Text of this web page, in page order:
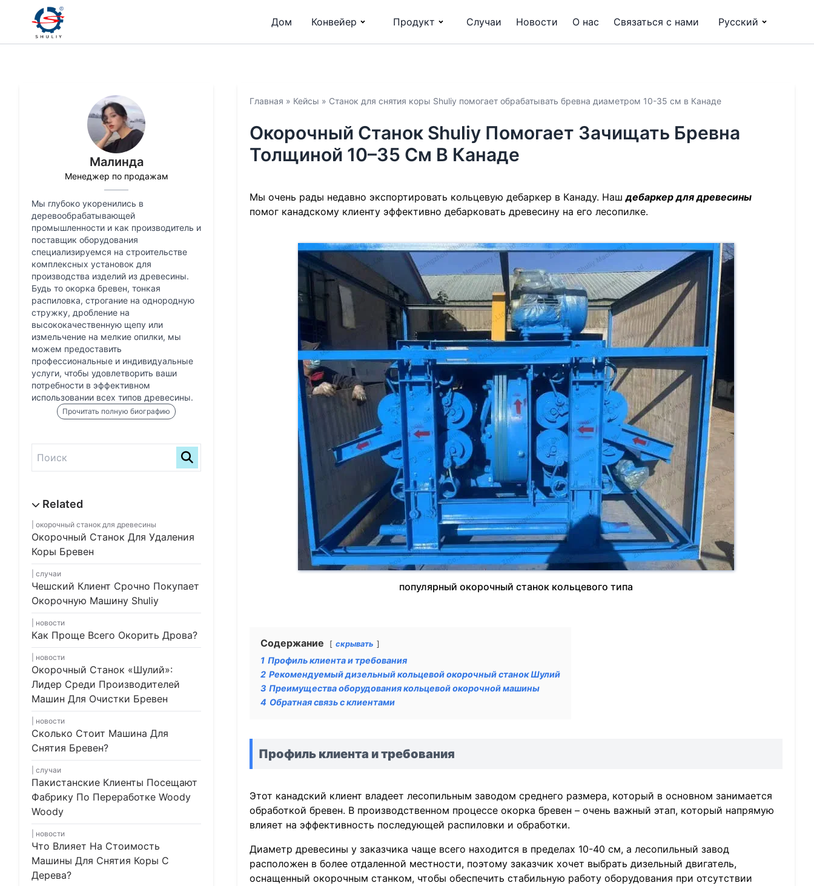
Дом Конвейер Продукт Случаи Новости О нас Связаться с нами Русский
Малинда
Менеджер по продажам
Мы глубоко укоренились в
деревообрабатывающей
промышленности и как производитель и
поставщик оборудования
специализируемся на строительстве
комплексных установок для
производства изделий из древесины.
Будь то окорка бревен, тонкая
распиловка, строгание на однородную
стружку, дробление на
высококачественную щепу или
измельчение на мелкие опилки, мы
можем предоставить
профессиональные и индивидуальные
услуги, чтобы удовлетворить ваши
потребности в эффективном
использовании всех типов древесины.
Прочитать полную биографию
окорочный станок для древесины
Окорочный Станок Для Удаления
Коры Бревен
случаи
Чешский Клиент Срочно Покупает
Окорочную Машину Shuliy
новости
Как Проще Всего Окорить Дрова?
новости
Окорочный Станок «Шулий»:
Лидер Среди Производителей
Машин Для Очистки Бревен
новости
Сколько Стоит Машина Для
Снятия Бревен?
случаи
Пакистанские Клиенты Посещают
Фабрику По Переработке Woody
Woody
новости
Что Влияет На Стоимость
Машины Для Снятия Коры С
Дерева?
Главная » Кейсы » Станок для снятия коры Shuliy помогает обрабатывать бревна диаметром 10-35 см в Канаде
Окорочный Станок Shuliy Помогает Зачищать Бревна
Толщиной 10–35 См В Канаде
Мы очень рады недавно экспортировать кольцевую дебаркер в Канаду. Нашдебаркер для древесины
помог канадскому клиенту эффективно дебарковать древесину на его лесопилке.
популярный окорочный станок кольцевого типа
Содержание скрывать
1 Профиль клиента и требования
2 Рекомендуемый дизельный кольцевой окорочный станок Шулий
3 Преимущества оборудования кольцевой окорочной машины
4 Обратная связь с клиентами
Профиль клиента и требования
Этот канадский клиент владеет лесопильным заводом среднего размера, который в основном занимается
обработкой бревен. В производственном процессе окорка бревен – очень важный этап, который напрямую
влияет на эффективность последующей распиловки и обработки.
Диаметр древесины у заказчика чаще всего находится в пределах 10-40 см, а лесопильный завод
расположен в более отдаленной местности, поэтому заказчик хочет выбрать дизельный двигатель,
оснащенный окорочным станком, чтобы обеспечить стабильную работу оборудования при отсутствии